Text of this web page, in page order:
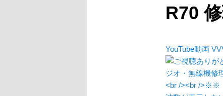
R70
YouTube動画